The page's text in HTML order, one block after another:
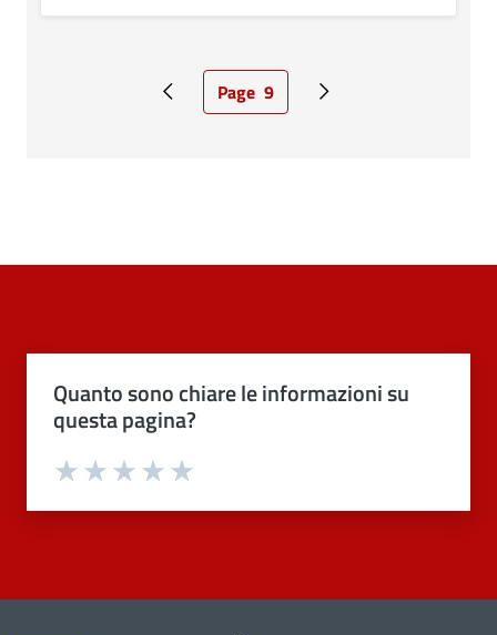
Pagina precedente
Pagina attuale
Page 9 Pagina successiva
Quanto sono chiare le informazioni su
questa pagina?
Valuta 4 stelle su 5
Valuta 3 stelle su 5
Valuta 2 stelle su 5
Valuta 1 stelle su 5